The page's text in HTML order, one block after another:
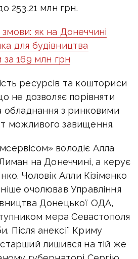
253,21 млн грн.
як на Донеччині
для будівництва
за 169 млн грн
ресурсів та кошториси
не дозволяє порівняти
обладнання з ринковими
можливого завищення.
володіє Алла
Лиман на Донеччині, а керує
Чоловік Алли Кізіменко
очолював Управління
Донецької ОДА,
мера Севастополя
Після анексії Криму
старший лишився на тій же